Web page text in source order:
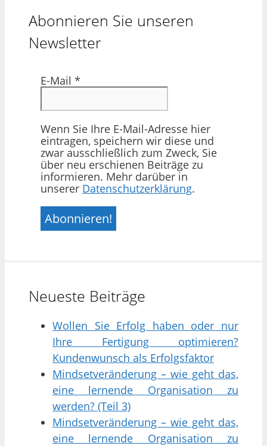
Abonnieren Sie unseren
Newsletter
E-Mail *
Wenn Sie Ihre E-Mail-Adresse hier
eintragen, speichern wir diese und
zwar ausschließlich zum Zweck, Sie
über neu erschienen Beiträge zu
informieren. Mehr darüber in
unserer Datenschutzerklärung.
Neueste Beiträge
Wollen Sie Erfolg haben oder nur
Ihre Fertigung optimieren?
Kundenwunsch als Erfolgsfaktor
Mindsetveränderung – wie geht das,
eine lernende Organisation zu
werden? (Teil 3)
Mindsetveränderung – wie geht das,
eine lernende Organisation zu